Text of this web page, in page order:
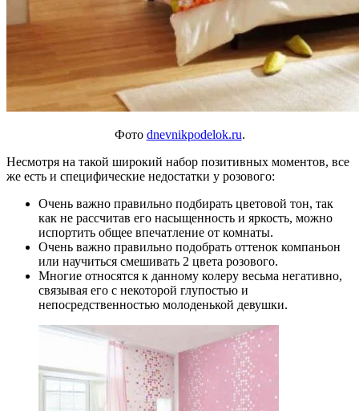
Фото dnevnikpodelok.ru.
Несмотря на такой широкий набор позитивных моментов, все
же есть и специфические недостатки у розового:
Очень важно правильно подбирать цветовой тон, так
как не рассчитав его насыщенность и яркость, можно
испортить общее впечатление от комнаты.
Очень важно правильно подобрать оттенок компаньон
или научиться смешивать 2 цвета розового.
Многие относятся к данному колеру весьма негативно,
связывая его с некоторой глупостью и
непосредственностью молоденькой девушки.